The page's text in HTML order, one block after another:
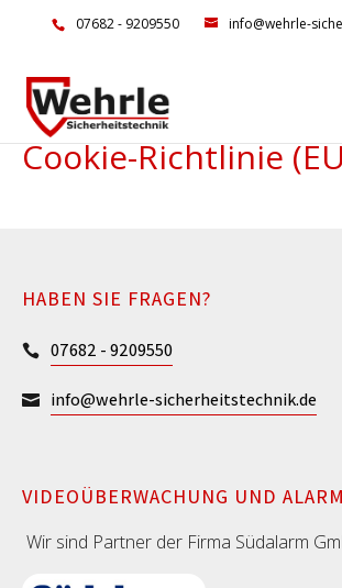
07682 - 9209550 info@wehrle-
Cookie-Richtlinie
HABEN SIE FRAGEN?
 07682 - 9209550
 info@wehrle-sicherheitstechnik.de
VIDEOÜBERWACHUNG UND
Wir sind Partner der Firma Südalarm